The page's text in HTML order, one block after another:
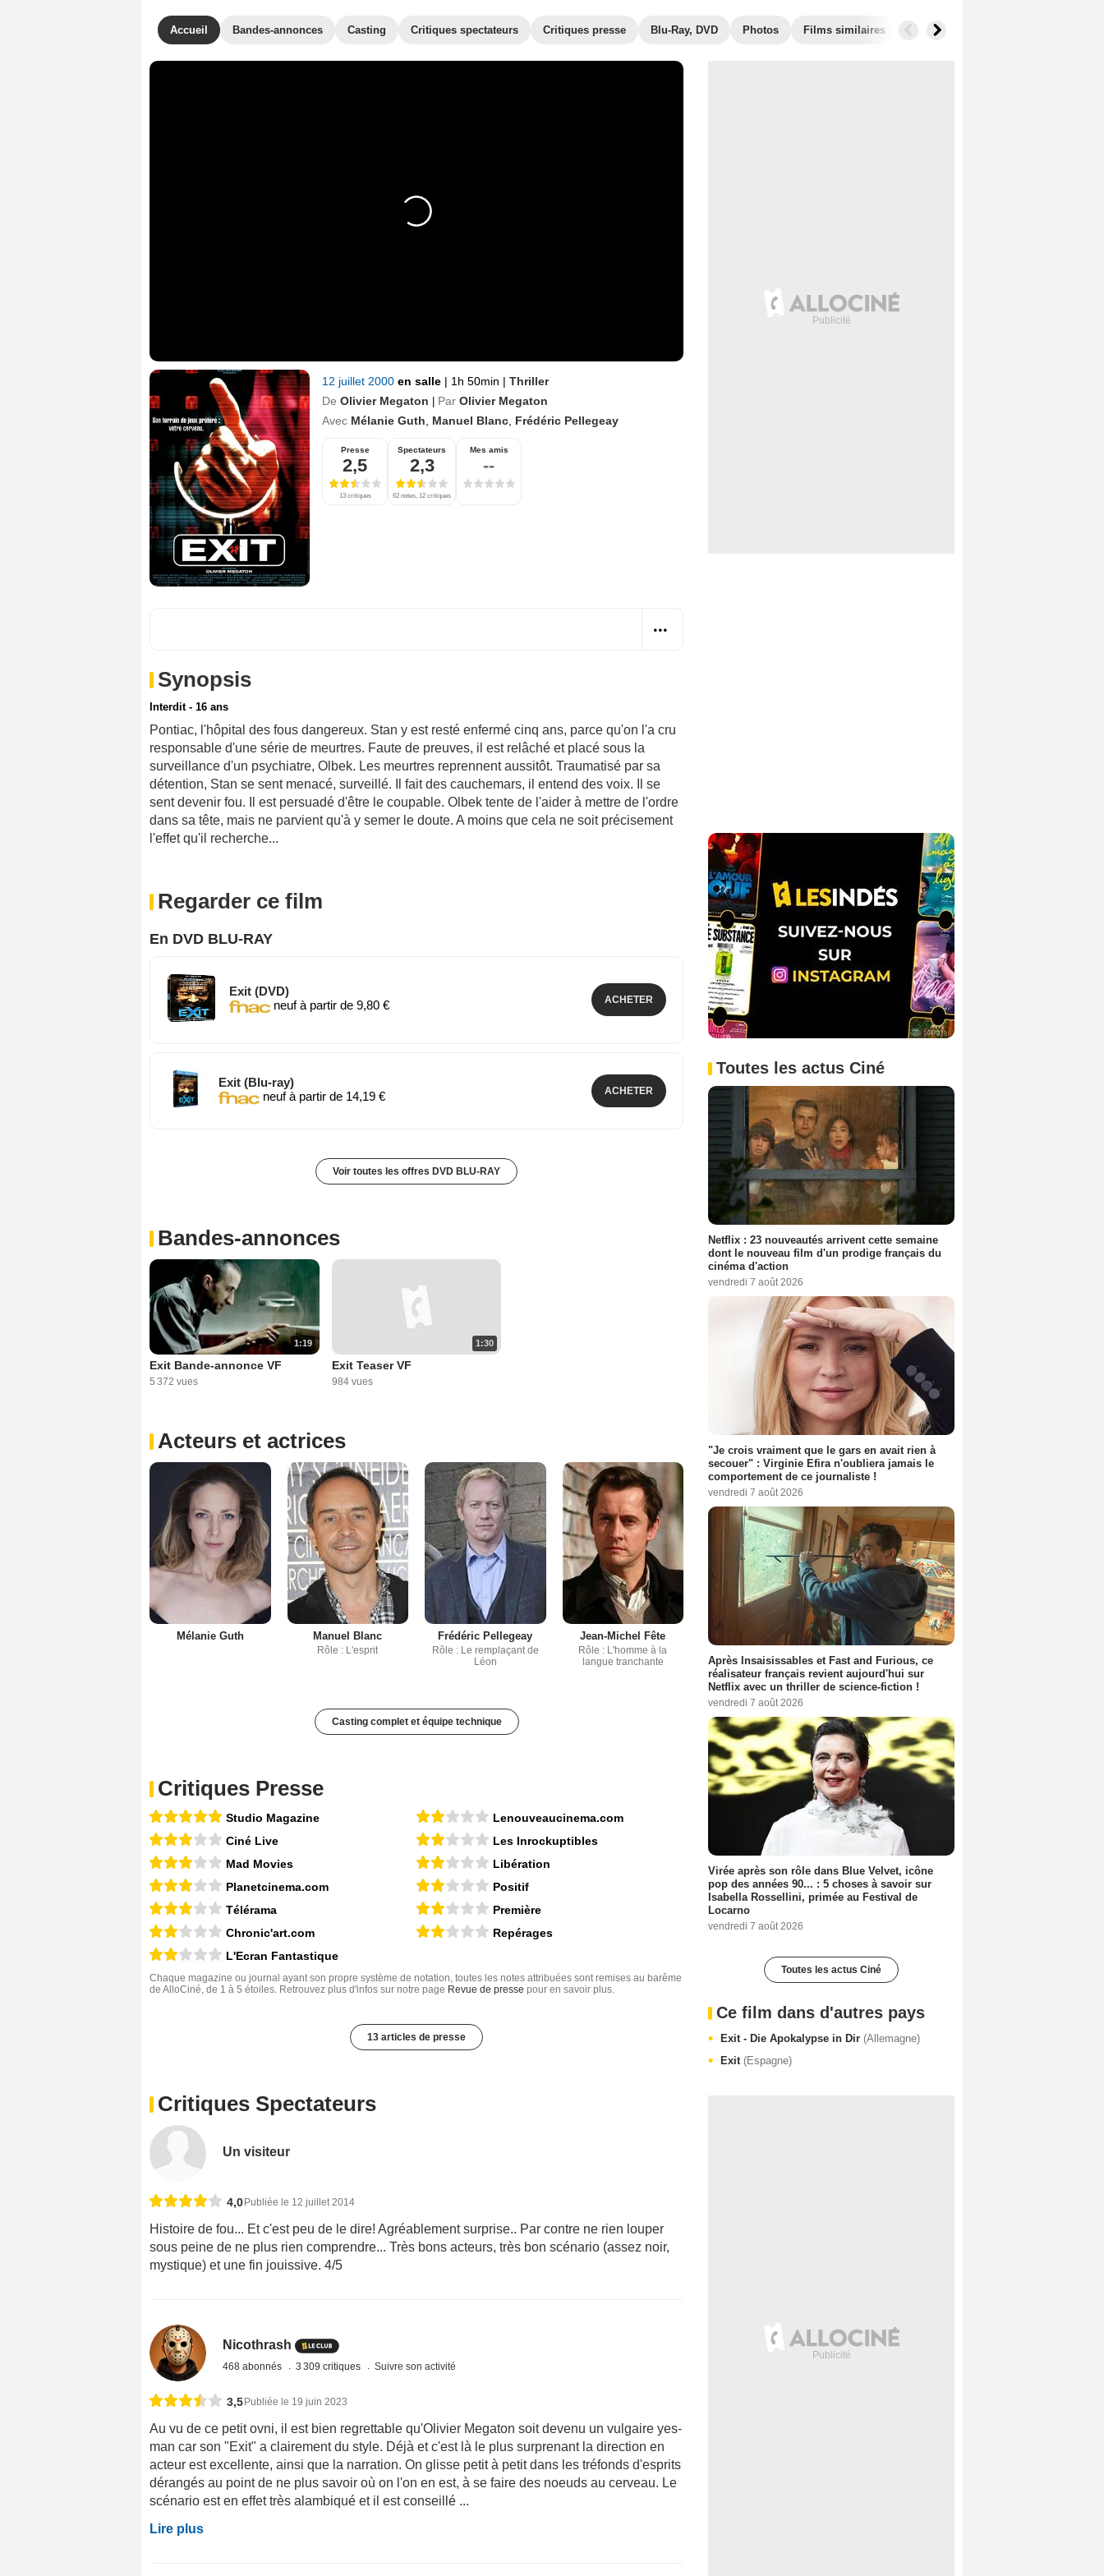
Accueil Bandes-annonces Casting Critiques spectateurs Critiques presse Blu-Ray, DVD Photos Films similaires
12 juillet 2000 en salle | 1h 50min | Thriller
De Olivier Megaton | Par Olivier Megaton
Avec Mélanie Guth Manuel Blanc Frédéric Pellegeay
Presse
2,5
13 critiques
Spectateurs
2,3
62 notes, 12 critiques
Mes amis
--
Synopsis
Interdit - 16 ans
Pontiac, l'hôpital des fous dangereux. Stan y est resté enfermé cinq ans, parce qu'on l'a cru
responsable d'une série de meurtres. Faute de preuves, il est relâché et placé sous la
surveillance d'un psychiatre, Olbek. Les meurtres reprennent aussitôt. Traumatisé par sa
détention, Stan se sent menacé, surveillé. Il fait des cauchemars, il entend des voix. Il se
sent devenir fou. Il est persuadé d'être le coupable. Olbek tente de l'aider à mettre de l'ordre
dans sa tête, mais ne parvient qu'à y semer le doute. A moins que cela ne soit précisement
l'effet qu'il recherche...
Regarder ce film
En DVD BLU-RAY
Exit (DVD)
neuf à partir de 9,80 €
ACHETER
Exit (Blu-ray)
neuf à partir de 14,19 €
ACHETER
Voir toutes les offres DVD BLU-RAY
Bandes-annonces
1:19
Exit Bande-annonce VF
5 372 vues
1:30
Exit Teaser VF
984 vues
Acteurs et actrices
Mélanie Guth Manuel Blanc
Rôle : L'esprit
Frédéric Pellegeay
Rôle : Le remplaçant de
Léon
Jean-Michel Fête
Rôle : L'homme à la
langue tranchante
Casting complet et équipe technique
Critiques Presse
Studio Magazine
Ciné Live
Mad Movies
Planetcinema.com
Télérama
Chronic'art.com
L'Ecran Fantastique
Lenouveaucinema.com
Les Inrockuptibles
Libération
Positif
Première
Repérages
Chaque magazine ou journal ayant son propre système de notation, toutes les notes attribuées sont remises au barême
de AlloCiné, de 1 à 5 étoiles. Retrouvez plus d'infos sur notre page Revue de presse pour en savoir plus.
13 articles de presse
Critiques Spectateurs
Un visiteur
4,0Publiée le 12 juillet 2014
Histoire de fou... Et c'est peu de le dire! Agréablement surprise.. Par contre ne rien louper
sous peine de ne plus rien comprendre... Très bons acteurs, très bon scénario (assez noir,
mystique) et une fin jouissive. 4/5
Nicothrash
468 abonnés 3 309 critiques Suivre son activité
3,5Publiée le 19 juin 2023
Au vu de ce petit ovni, il est bien regrettable qu'Olivier Megaton soit devenu un vulgaire yes-
man car son "Exit" a clairement du style. Déjà et c'est là le plus surprenant la direction en
acteur est excellente, ainsi que la narration. On glisse petit à petit dans les tréfonds d'esprits
dérangés au point de ne plus savoir où on l'on en est, à se faire des noeuds au cerveau. Le
scénario est en effet très alambiqué et il est conseillé ...
Lire plus
Toutes les actus Ciné
Netflix : 23 nouveautés arrivent cette semaine
dont le nouveau film d'un prodige français du
cinéma d'action
vendredi 7 août 2026
"Je crois vraiment que le gars en avait rien à
secouer" : Virginie Efira n'oubliera jamais le
comportement de ce journaliste !
vendredi 7 août 2026
Après Insaisissables et Fast and Furious, ce
réalisateur français revient aujourd'hui sur
Netflix avec un thriller de science-fiction !
vendredi 7 août 2026
Virée après son rôle dans Blue Velvet, icône
pop des années 90... : 5 choses à savoir sur
Isabella Rossellini, primée au Festival de
Locarno
vendredi 7 août 2026
Toutes les actus Ciné
Ce film dans d'autres pays
Exit - Die Apokalypse in Dir (Allemagne)
Exit (Espagne)